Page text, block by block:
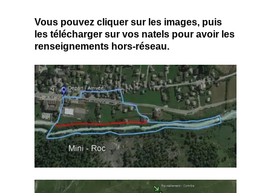
Vous pouvez cliquer sur les images, puis
les télécharger sur vos natels pour avoir les
renseignements hors-réseau.